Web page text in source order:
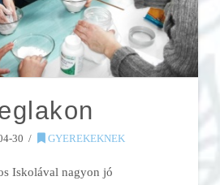
30 GYEREKEKNEK
Iskolával nagyon jó